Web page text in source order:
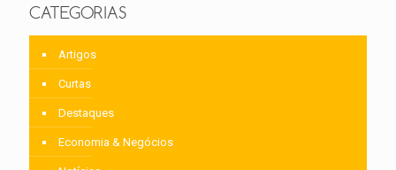
CATEGORIAS
Artigos
Curtas
Destaques
Economia & Negócios